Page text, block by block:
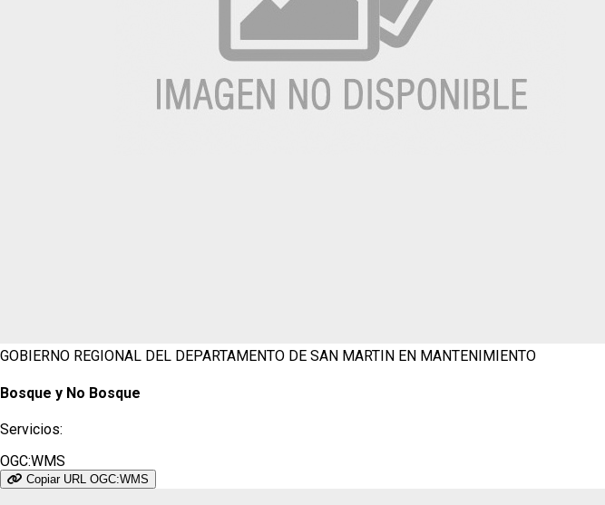
GOBIERNO REGIONAL DEL DEPARTAMENTO DE SAN MARTIN EN MANTENIMIENTO
Bosque y No Bosque
Servicios:
OGC:WMS
Copiar URL OGC:WMS